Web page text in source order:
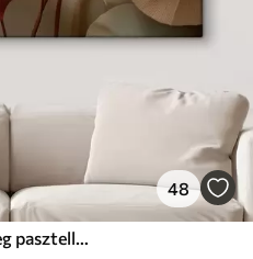
48
Absztrakt ginkgólevelek meleg pasztell színekben